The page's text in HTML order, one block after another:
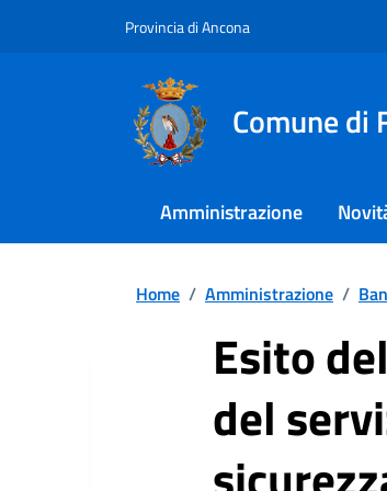
Provincia di Ancona
Comune di
Amministrazione
Home / Amministrazione /
Esito
del